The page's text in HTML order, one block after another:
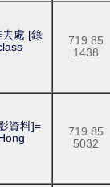
處 [錄
719.85
1438
資料]=
719.85
5032